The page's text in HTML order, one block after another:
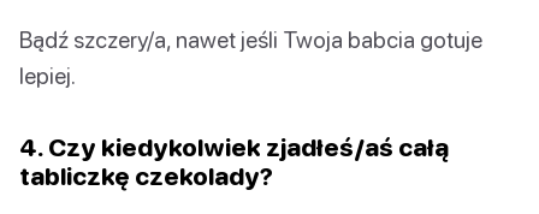
Bądź szczery/a, nawet jeśli Twoja babcia gotuje
lepiej.
4. Czy kiedykolwiek zjadłeś/aś całą
tabliczkę czekolady?